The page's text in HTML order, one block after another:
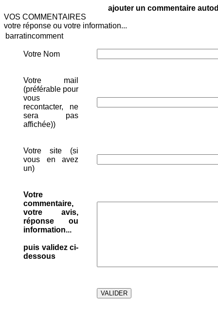
ajouter un commentaire
VOS COMMENTAIRES
votre réponse ou votre information...
barratincomment
Votre Nom
Votre mail
(préférable pour
vous
recontacter, ne
sera pas
affichée))
Votre site (si
vous en avez
un)
Votre
commentaire,
votre avis,
réponse ou
information...
puis validez ci-
dessous